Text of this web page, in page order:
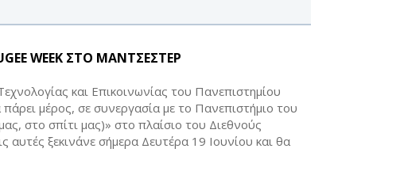
WEEK ΣΤΟ ΜΑΝΤΣΕΣΤΕΡ
και Επικοινωνίας του Πανεπιστημίου
μέρος, σε συνεργασία με το Πανεπιστήμιο του
στο σπίτι μας)» στο πλαίσιο του Διεθνούς
ξεκινάνε σήμερα Δευτέρα 19 Ιουνίου και θα